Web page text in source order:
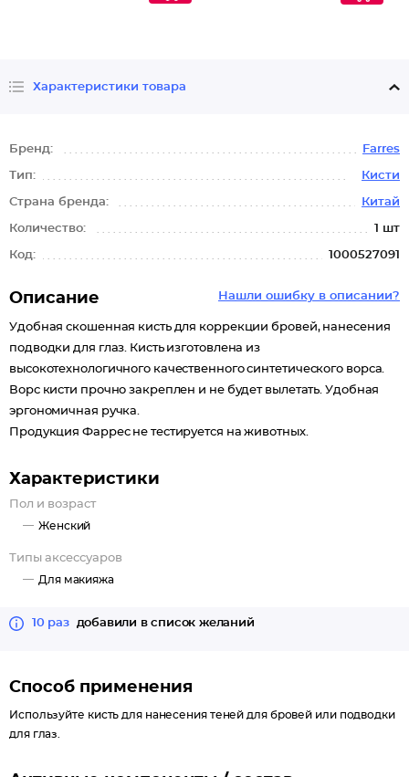
Характеристики товара
Бренд: Farres
Тип: Кисти
Страна бренда: Китай
Количество: 1 шт
Код: 1000527091
Нашли ошибку в описании?
Описание
Удобная скошенная кисть для коррекции бровей, нанесения
подводки для глаз. Кисть изготовлена из
высокотехнологичного качественного синтетического ворса.
Ворс кисти прочно закреплен и не будет вылетать. Удобная
эргономичная ручка.
Продукция Фаррес не тестируется на животных.
Характеристики
Пол и возраст
Женский
Типы аксессуаров
Для макияжа
10 раз добавили в список желаний
Способ применения
Используйте кисть для нанесения теней для бровей или подводки
для глаз.